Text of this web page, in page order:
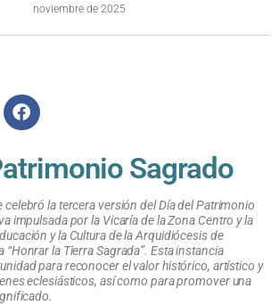
noviembre de 2025
Sagrado
celebró la tercera versión del Día del Patrimonio
impulsada por la Vicaría de la Zona Centro y la
y la Cultura de la Arquidiócesis de
“Honrar la Tierra Sagrada”. Esta instancia
para reconocer el valor histórico, artístico y
eclesiásticos, así como para promover una